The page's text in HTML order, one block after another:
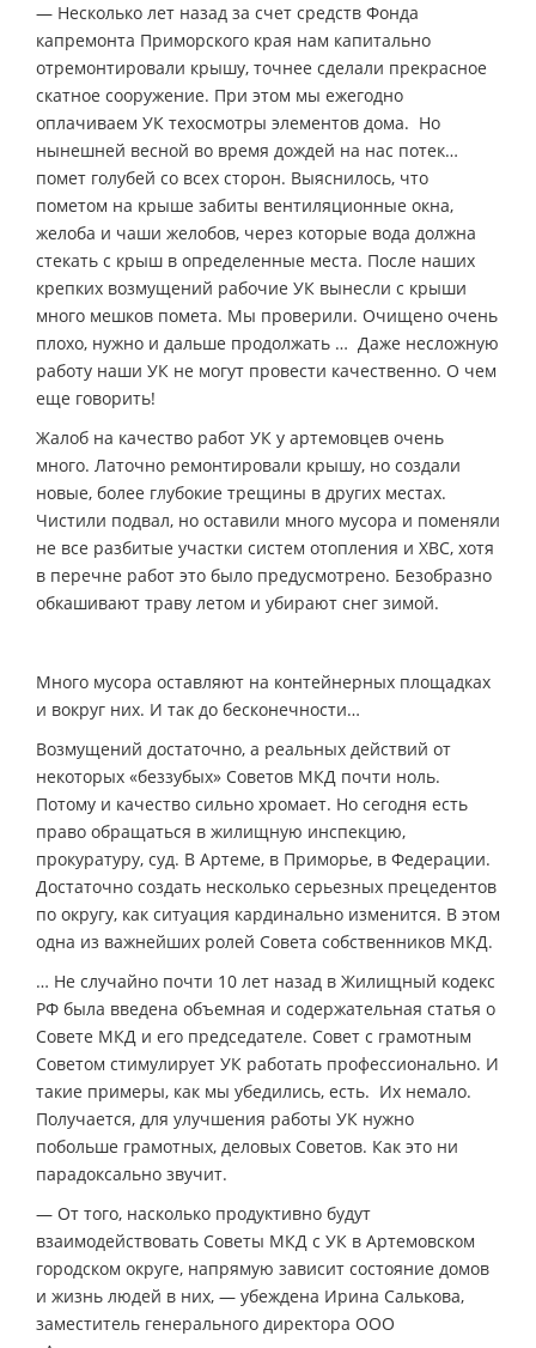
— Несколько лет назад за счет средств Фонда
капремонта Приморского края нам капитально
отремонтировали крышу, точнее сделали прекрасное
скатное сооружение. При этом мы ежегодно
оплачиваем УК техосмотры элементов дома. Но
нынешней весной во время дождей на нас потек…
помет голубей со всех сторон. Выяснилось, что
пометом на крыше забиты вентиляционные окна,
желоба и чаши желобов, через которые вода должна
стекать с крыш в определенные места. После наших
крепких возмущений рабочие УК вынесли с крыши
много мешков помета. Мы проверили. Очищено очень
плохо, нужно и дальше продолжать … Даже несложную
работу наши УК не могут провести качественно. О чем
еще говорить!
Жалоб на качество работ УК у артемовцев очень
много. Латочно ремонтировали крышу, но создали
новые, более глубокие трещины в других местах.
Чистили подвал, но оставили много мусора и поменяли
не все разбитые участки систем отопления и ХВС, хотя
в перечне работ это было предусмотрено. Безобразно
обкашивают траву летом и убирают снег зимой.
Много мусора оставляют на контейнерных площадках
и вокруг них. И так до бесконечности…
Возмущений достаточно, а реальных действий от
некоторых «беззубых» Советов МКД почти ноль.
Потому и качество сильно хромает. Но сегодня есть
право обращаться в жилищную инспекцию,
прокуратуру, суд. В Артеме, в Приморье, в Федерации.
Достаточно создать несколько серьезных прецедентов
по округу, как ситуация кардинально изменится. В этом
одна из важнейших ролей Совета собственников МКД.
… Не случайно почти 10 лет назад в Жилищный кодекс
РФ была введена объемная и содержательная статья о
Совете МКД и его председателе. Совет с грамотным
Советом стимулирует УК работать профессионально. И
такие примеры, как мы убедились, есть. Их немало.
Получается, для улучшения работы УК нужно
побольше грамотных, деловых Советов. Как это ни
парадоксально звучит.
— От того, насколько продуктивно будут
взаимодействовать Советы МКД с УК в Артемовском
городском округе, напрямую зависит состояние домов
и жизнь людей в них, — убеждена Ирина Салькова,
заместитель генерального директора ООО